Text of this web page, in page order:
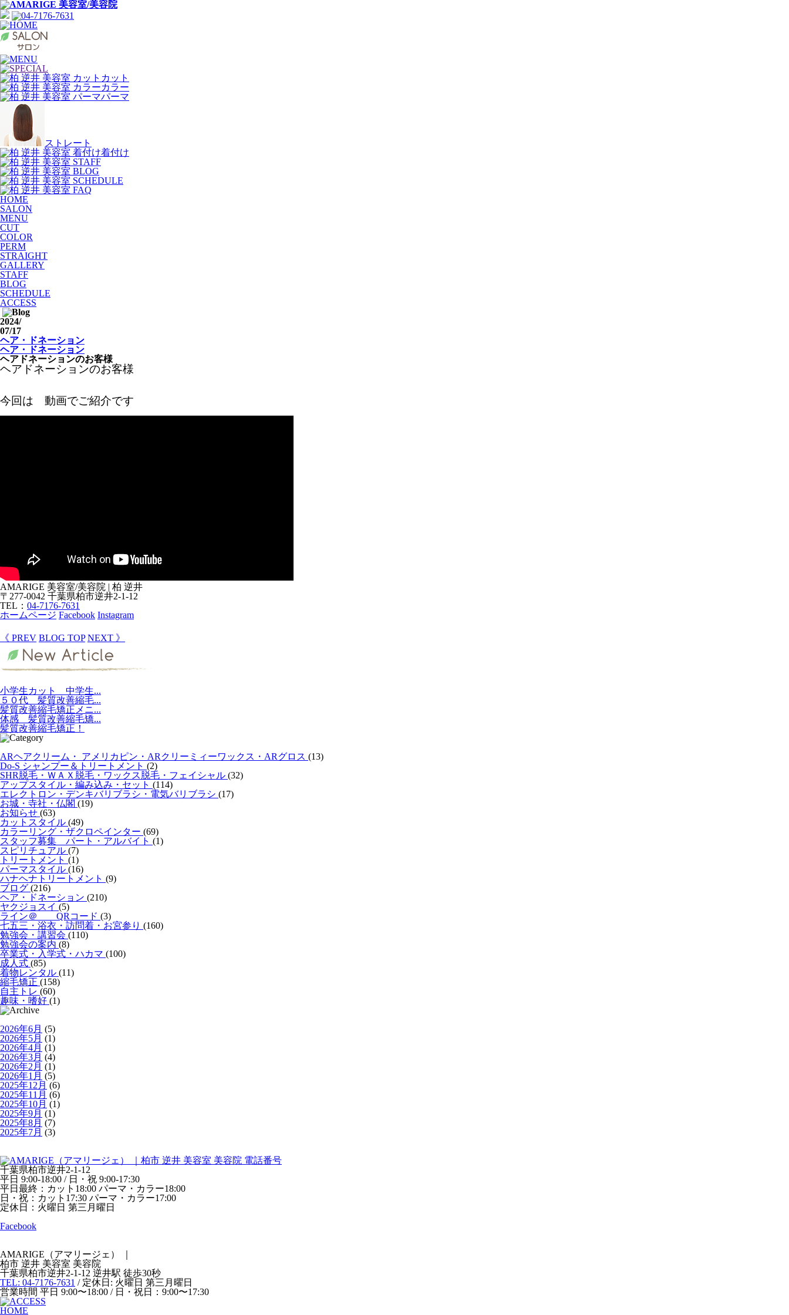
カット
カラー
パーマ
ストレート
着付け
HOME
SALON
MENU
CUT
COLOR
PERM
STRAIGHT
GALLERY
STAFF
BLOG
SCHEDULE
ACCESS
2024/
07/17
ヘア・ドネーション
ヘア・ドネーション
ヘアドネーションのお客様
ヘアドネーションのお客様
今回は 動画でご紹介です
AMARIGE 美容室/美容院 | 柏 逆井
〒277-0042 千葉県柏市逆井2-1-12
TEL： 04-7176-7631
ホームページ Facebook Instagram
《 PREV BLOG TOP NEXT 》
小学生カット 中学生...
５０代 髪質改善縮毛...
髪質改善縮毛矯正メニ...
体感 髪質改善縮毛矯...
髪質改善縮毛矯正！
ARヘアクリーム・ アメリカピン・ARクリーミィーワックス・ARグロス (13)
Do-S シャンプー＆トリートメント (2)
SHR脱毛・ＷＡＸ脱毛・ワックス脱毛・フェイシャル (32)
アップスタイル・編み込み・セット (114)
エレクトロン・デンキバリブラシ・電気バリブラシ (17)
お城・寺社・仏閣 (19)
お知らせ (63)
カットスタイル (49)
カラーリング・ザクロペインター (69)
スタッフ募集 パート・アルバイト (1)
スピリチュアル (7)
トリートメント (1)
パーマスタイル (16)
ハナヘナトリートメント (9)
ブログ (216)
ヘア・ドネーション (210)
ヤクジョスイ (5)
ライン＠ QRコード (3)
七五三・浴衣・訪問着・お宮参り (160)
勉強会・講習会 (110)
勉強会の案内 (8)
卒業式・入学式・ハカマ (100)
成人式 (85)
着物レンタル (11)
縮毛矯正 (158)
自主トレ (60)
趣味・嗜好 (1)
2026年6月 (5)
2026年5月 (1)
2026年4月 (1)
2026年3月 (4)
2026年2月 (1)
2026年1月 (5)
2025年12月 (6)
2025年11月 (6)
2025年10月 (1)
2025年9月 (1)
2025年8月 (7)
2025年7月 (3)
千葉県柏市逆井2-1-12
平日 9:00-18:00 / 日・祝 9:00-17:30
平日最終：カット18:00 パーマ・カラー18:00
日・祝：カット17:30 パーマ・カラー17:00
定休日：火曜日 第三月曜日
Facebook
AMARIGE（アマリージェ）
柏市 逆井 美容室 美容院
千葉県柏市逆井2-1-12 逆井駅 徒歩30秒
TEL: 04-7176-7631 / 定休日: 火曜日 第三月曜日
営業時間 平日 9:00〜18:00 / 日・祝日：9:00〜17:30
HOME